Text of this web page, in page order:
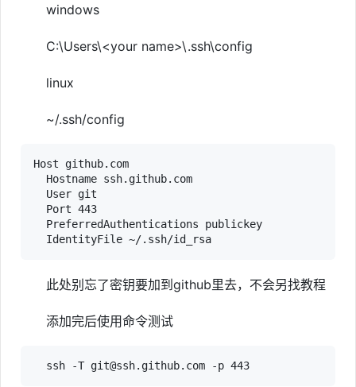
windows
C:\Users\<your name>\.ssh\config
linux
~/.ssh/config
Host github.com
Hostname ssh.github.com
User git
Port 443
PreferredAuthentications publickey
IdentityFile ~/.ssh/id_rsa
此处别忘了密钥要加到github里去，不会另找教程
添加完后使用命令测试
ssh -T git@ssh.github.com -p 443